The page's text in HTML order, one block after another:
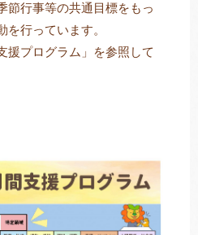
節行事等の共通目標をもっ
を行っています。
援プログラム」を参照して